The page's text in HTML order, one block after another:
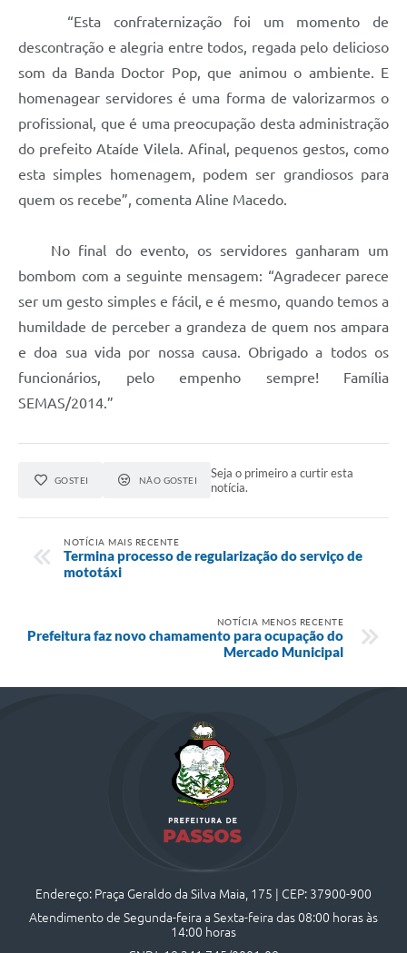
“Esta confraternização foi um momento de
descontração e alegria entre todos, regada pelo delicioso
som da Banda Doctor Pop, que animou o ambiente. E
homenagear servidores é uma forma de valorizarmos o
profissional, que é uma preocupação desta administração
do prefeito Ataíde Vilela. Afinal, pequenos gestos, como
esta simples homenagem, podem ser grandiosos para
quem os recebe”, comenta Aline Macedo.
No final do evento, os servidores ganharam um
bombom com a seguinte mensagem: “Agradecer parece
ser um gesto simples e fácil, e é mesmo, quando temos a
humildade de perceber a grandeza de quem nos ampara
e doa sua vida por nossa causa. Obrigado a todos os
funcionários, pelo empenho sempre! Família
SEMAS/2014.”
GOSTEI NÃO GOSTEI
Seja o primeiro a curtir esta
notícia.
NOTÍCIA MAIS RECENTE
Termina processo de regularização do serviço de
mototáxi
NOTÍCIA MENOS RECENTE
Prefeitura faz novo chamamento para ocupação do
Mercado Municipal
Endereço: Praça Geraldo da Silva Maia, 175 | CEP: 37900-900
Atendimento de Segunda-feira a Sexta-feira das 08:00 horas às
14:00 horas